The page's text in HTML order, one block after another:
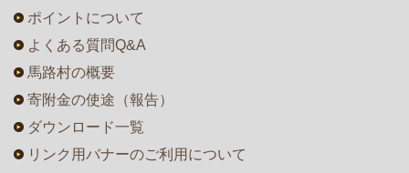
ポイントについて
よくある質問Q&A
馬路村の概要
寄附金の使途（報告）
ダウンロード一覧
リンク用バナーのご利用について